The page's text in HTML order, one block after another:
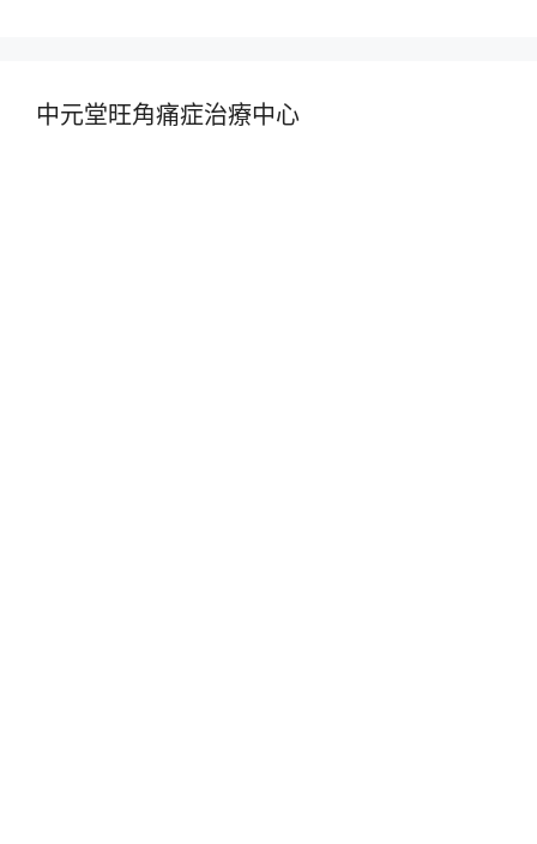
中元堂旺角痛症治療中心